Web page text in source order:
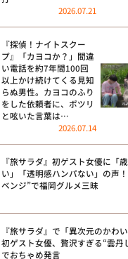
DAIGOも台所 ～き
にする？～
本日はダイアンなり
朝だ！生です旅サ
教えて！ニュースラ
ミカタ
ＬＩＦＥ～夢のカ
新婚さんいらっし
ザキ山小屋本館
2026.07.21
『探偵！ナイトスクー
プ』「カヨコか？」間違
い電話を約7年間100回
以上かけ続けてくる見知
らぬ男性。カヨコのふり
をした依頼者に、ポツリ
と呟いた言葉は…
2026.07.14
『旅サラダ』初ゲスト女優に「
い」「透明感ハンパない」の声
ベンジ”で福岡グルメ三昧
『旅サラダ』で「異次元のかわ
初ゲスト女優、贅沢すぎる“雲丹
でおちゃめ発言